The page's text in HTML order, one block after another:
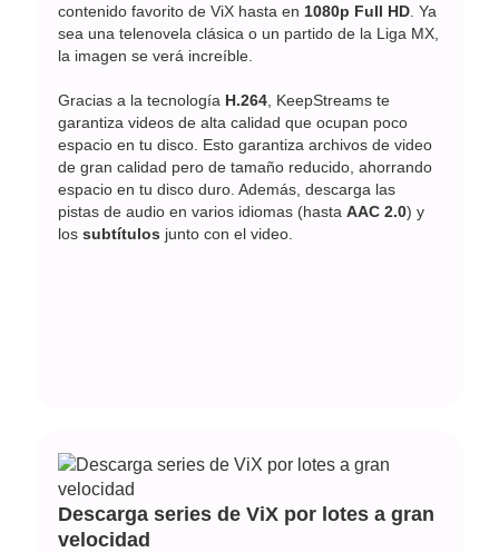
contenido favorito de ViX hasta en 1080p Full HD . Ya
sea una telenovela clásica o un partido de la Liga MX,
la imagen se verá increíble.
Gracias a la tecnología H.264 , KeepStreams te
garantiza videos de alta calidad que ocupan poco
espacio en tu disco. Esto garantiza archivos de video
de gran calidad pero de tamaño reducido, ahorrando
espacio en tu disco duro. Además, descarga las
pistas de audio en varios idiomas (hastaAAC 2.0) y
lossubtítulos junto con el video.
Descarga series de ViX por lotes a gran
velocidad